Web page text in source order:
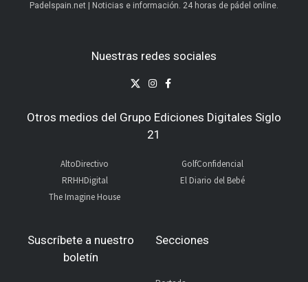
Padelspain.net | Noticias e información. 24 horas de pádel online.
Nuestras redes sociales
Otros medios del Grupo Ediciones Digitales Siglo
21
AltoDirectivo
RRHHDigital
The Imagine House
GolfConfidencial
El Diario del Bebé
Suscríbete a nuestro
boletín
Secciones